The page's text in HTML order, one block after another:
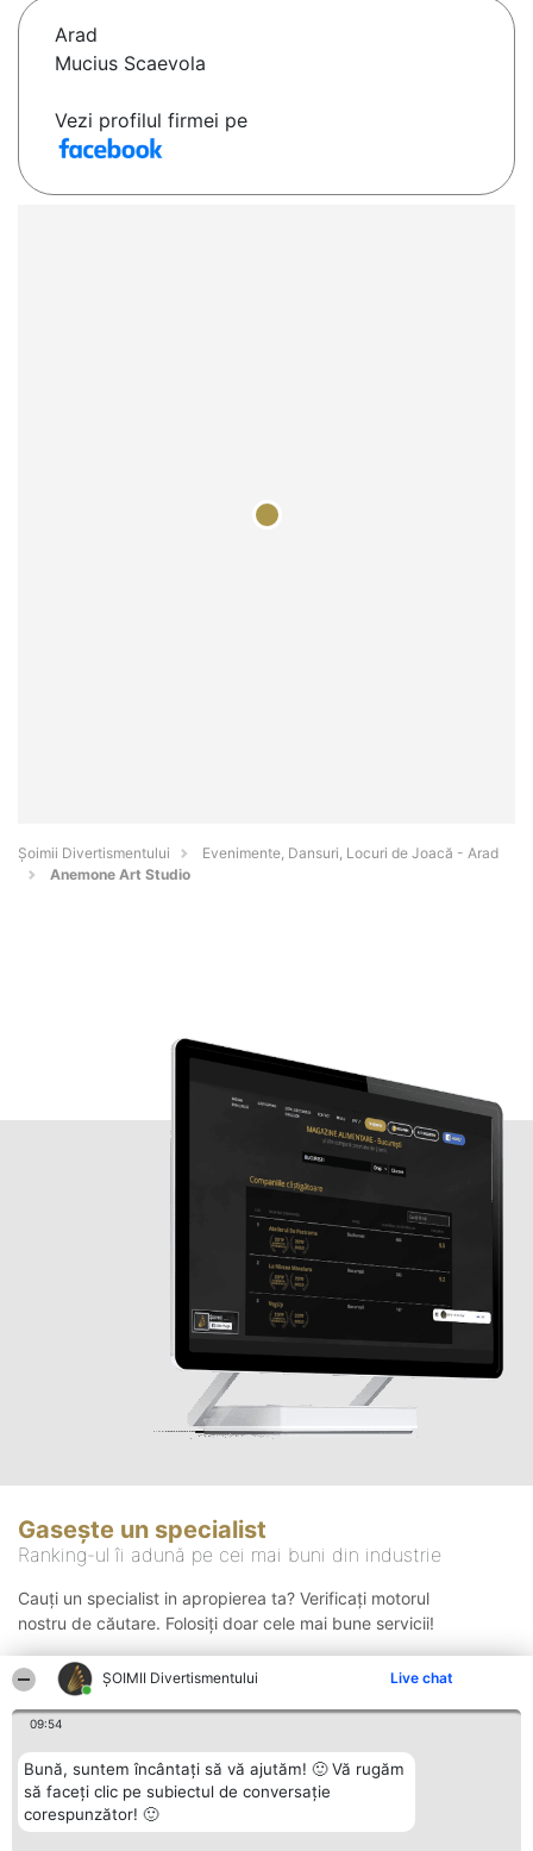
ŞOIMII Divertismentului Live chat
09:54
Bună, suntem încântați să vă ajutăm! 🙂 Vă rugăm
să faceți clic pe subiectul de conversație
corespunzător! 🙂
Arad
Mucius Scaevola
Vezi profilul firmei pe
Şoimii Divertismentului
Evenimente, Dansuri, Locuri de Joacă - Arad
Anemone Art Studio
Gasește un specialist
Ranking-ul îi adună pe cei mai buni din industrie
Cauți un specialist in apropierea ta? Verificați motorul
nostru de căutare. Folosiți doar cele mai bune servicii!